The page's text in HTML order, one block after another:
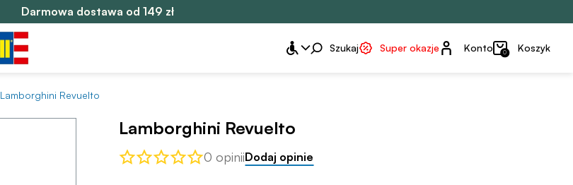
Darmowa dostawa od 149 zł
Szukaj Super okazje Konto
Konto 0 Koszyk
Lamborghini Revuelto
Lamborghini Revuelto
0 opiniiDodaj opinie